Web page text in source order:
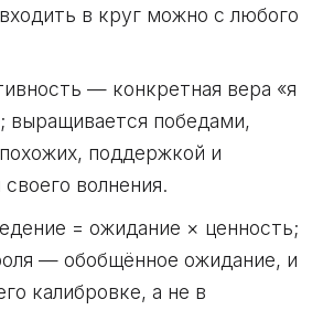
в круг можно с любого
— конкретная вера «я
выращивается победами,
поддержкой и
волнения.
= ожидание × ценность;
— обобщённое ожидание, и
калибровке, а не в